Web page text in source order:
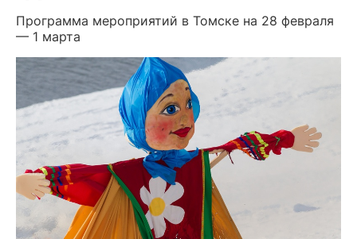
Программа мероприятий в Томске на 28 февраля
— 1 марта